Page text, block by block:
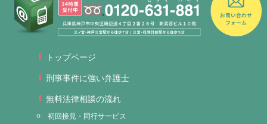
トップページ
刑事事件に強い弁護士
無料法律相談の流れ
初回接見・同行サービス